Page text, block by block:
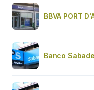
BBVA PORT
Banco